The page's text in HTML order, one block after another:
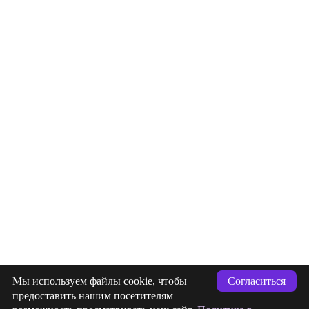
+7 (993) 477-18-57
Согласиться
Мы используем файлы cookie, чтобы
предоставить нашим посетителям